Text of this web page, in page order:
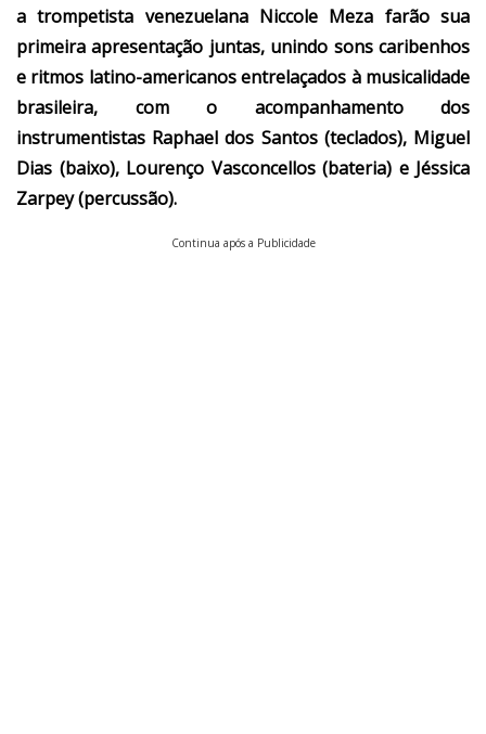
a trompetista venezuelana Niccole Meza farão sua
primeira apresentação juntas, unindo sons caribenhos
e ritmos latino-americanos entrelaçados à musicalidade
brasileira, com o acompanhamento dos
instrumentistas Raphael dos Santos (teclados), Miguel
Dias (baixo), Lourenço Vasconcellos (bateria) e Jéssica
Zarpey (percussão).
Continua após a Publicidade